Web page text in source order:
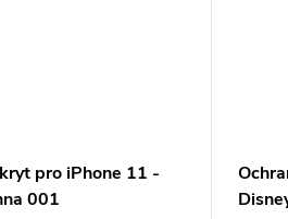
pro iPhone 11 -
001